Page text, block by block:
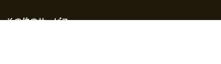
その他のサービス